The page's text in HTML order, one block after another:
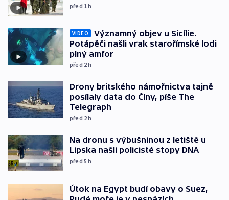
před 1h
VIDEO
Významný objev u Sicílie.
Potápěči našli vrak starořímské lodi
plný amfor
před 2h
Drony britského námořnictva tajně
posílaly data do Číny, píše The
Telegraph
před 2h
Na dronu s výbušninou z letiště u
Lipska našli policisté stopy DNA
před 5h
Útok na Egypt budí obavy o Suez,